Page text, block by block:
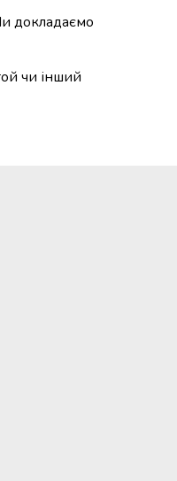
докладаємо
чи інший